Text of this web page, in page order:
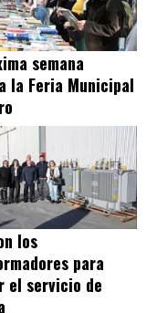
semana
la Feria Municipal
los
para
el servicio de